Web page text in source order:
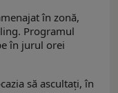
în zonă,
Programul
în jurul orei
să ascultaţi, în